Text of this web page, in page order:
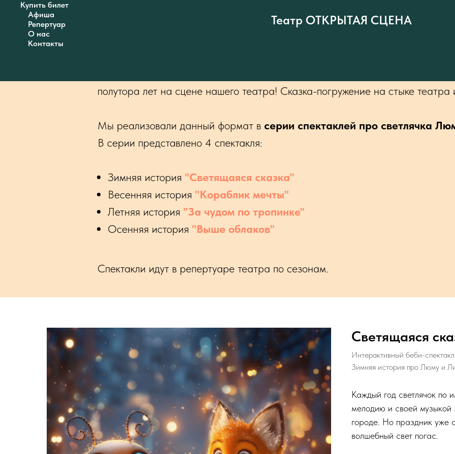
Театр ОТКРЫТАЯ СЦЕНА
Купить билет
Афиша
Репертуар
О нас
Контакты
полутора лет на сцене нашего театра! Сказка-погружение на стыке театра
Мы реализовали данный формат в серии спектаклей про светлячка
В серии представлено 4 спектакля:
Зимняя история "Светящаяся сказка"
Весенняя история "Кораблик мечты"
Летняя история "За чудом по тропинке"
Осенняя история "Выше облаков"
Спектакли идут в репертуаре театра по сезонам.
Светящаяся
Интерактивный беби-
Зимняя история про Люму и
Каждый год светлячок
мелодию и своей музыкой
городе. Но праздник уже
волшебный свет погас.